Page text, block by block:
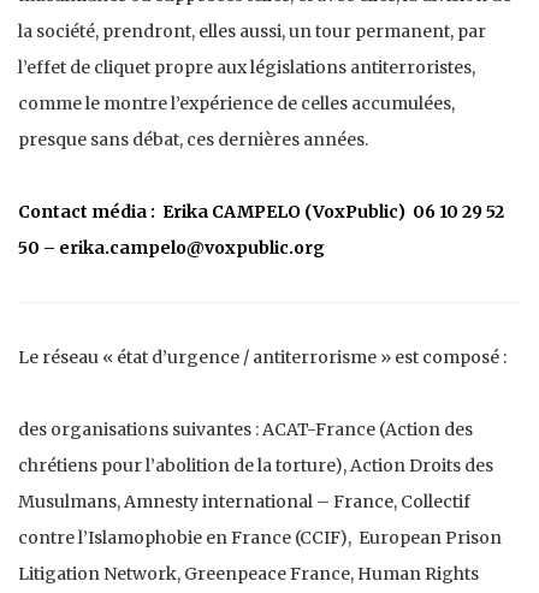
la société, prendront, elles aussi, un tour permanent, par
l’effet de cliquet propre aux législations antiterroristes,
comme le montre l’expérience de celles accumulées,
presque sans débat, ces dernières années.
Contact média : Erika CAMPELO (VoxPublic) 06 10 29 52
50 – erika.campelo@voxpublic.org
Le réseau « état d’urgence / antiterrorisme » est composé :
des organisations suivantes : ACAT-France (Action des
chrétiens pour l’abolition de la torture), Action Droits des
Musulmans, Amnesty international – France, Collectif
contre l’Islamophobie en France (CCIF), European Prison
Litigation Network, Greenpeace France, Human Rights